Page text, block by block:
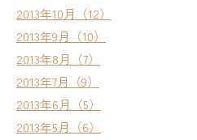
2013年10月（12）
2013年9月（10）
2013年8月（7）
2013年7月（9）
2013年6月（5）
2013年5月（6）